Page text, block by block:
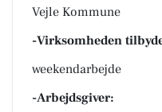
Vejle Kommune
-Virksomheden
weekendarbejde
-Arbejdsgiver: